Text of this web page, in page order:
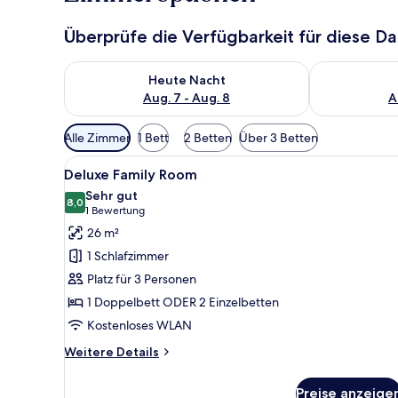
Überprüfe die Verfügbarkeit für diese
Heute Nacht
Aug. 7 - Aug. 8
Überprüfe die Verfügbarkeit für heute Nacht, Aug. 7
Überprüfe
Verfügbare
Filter
für
Zimmer
Alle Zimmer 1 Bett 2 Betten Über 3 Betten
Alle
Fotos
für
Deluxe
Family
Room
anzeigen
Ein Hotelzimmer mit zwei
14
Deluxe Family Room
8,08,0 von 10
Sehr gut
1 Bewertung
(1
Bewertung)
26 m²
1 Schlafzimmer
Platz für 3 Personen
1 Doppelbett ODER 2 Einzelbetten
Kostenloses WLAN
Weitere Details
Weitere
Preise